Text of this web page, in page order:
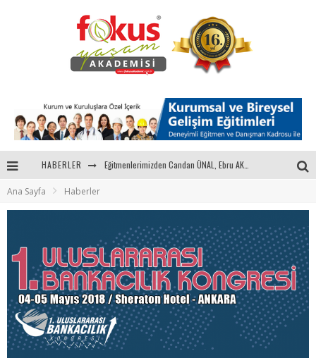
HABERLER "Sektörle Buluşuyoruz" Toplantısı Gerçekleştirildi
Eğitmenlerimizden Candan ÜNAL, Ebru AKEL'le Kadın İsterse 68.Bölüm Konuğuydu
Ana Sayfa Haberler